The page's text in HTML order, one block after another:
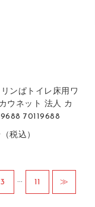
ンぱトイレ床用ワ
ウネット 法人 カ
70119688
（税込）
3 … 11 ≫